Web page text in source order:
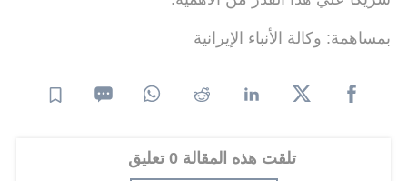
بمساهمة: وكالة الأنباء الإيرانية
تلقت هذه المقالة 0 تعليق